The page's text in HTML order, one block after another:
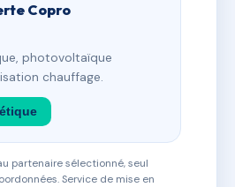
Copro
photovoltaïque
chauffage.
partenaire sélectionné, seul
Service de mise en